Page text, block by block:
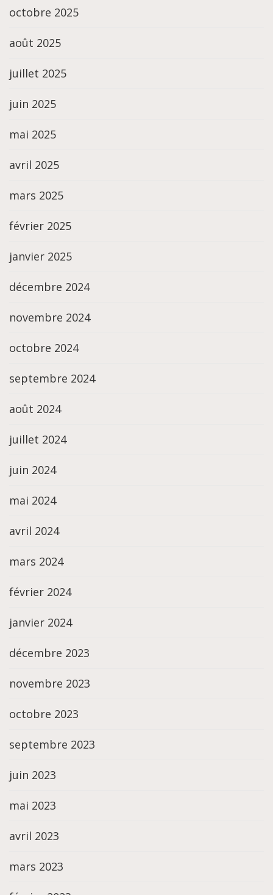
octobre 2025
août 2025
juillet 2025
juin 2025
mai 2025
avril 2025
mars 2025
février 2025
janvier 2025
décembre 2024
novembre 2024
octobre 2024
septembre 2024
août 2024
juillet 2024
juin 2024
mai 2024
avril 2024
mars 2024
février 2024
janvier 2024
décembre 2023
novembre 2023
octobre 2023
septembre 2023
juin 2023
mai 2023
avril 2023
mars 2023